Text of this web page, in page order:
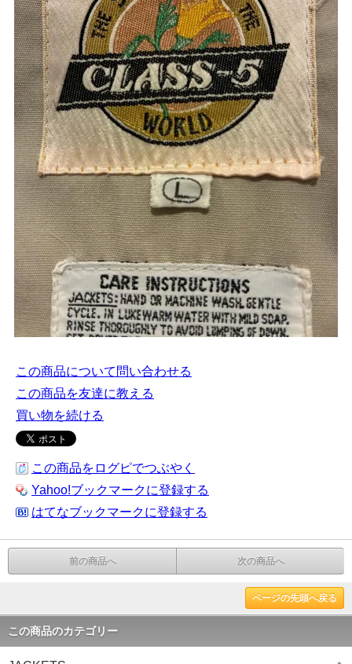
この商品について問い合わせる
この商品を友達に教える
買い物を続ける
この商品をログピでつぶやく
Yahoo!ブックマークに登録する
はてなブックマークに登録する
前の商品へ 次の商品へ
ページの先頭へ戻る
この商品のカテゴリー